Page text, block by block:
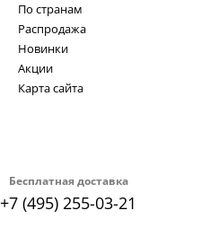
Бесплатная доставка
+7 (495) 255-03-21
По странам
Распродажа
Новинки
Акции
Карта сайта